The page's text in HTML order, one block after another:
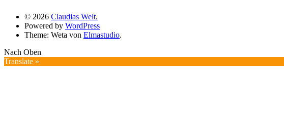
© 2026 Claudias Welt.
Powered by WordPress
Theme: Weta von Elmastudio.
Nach Oben
Translate »